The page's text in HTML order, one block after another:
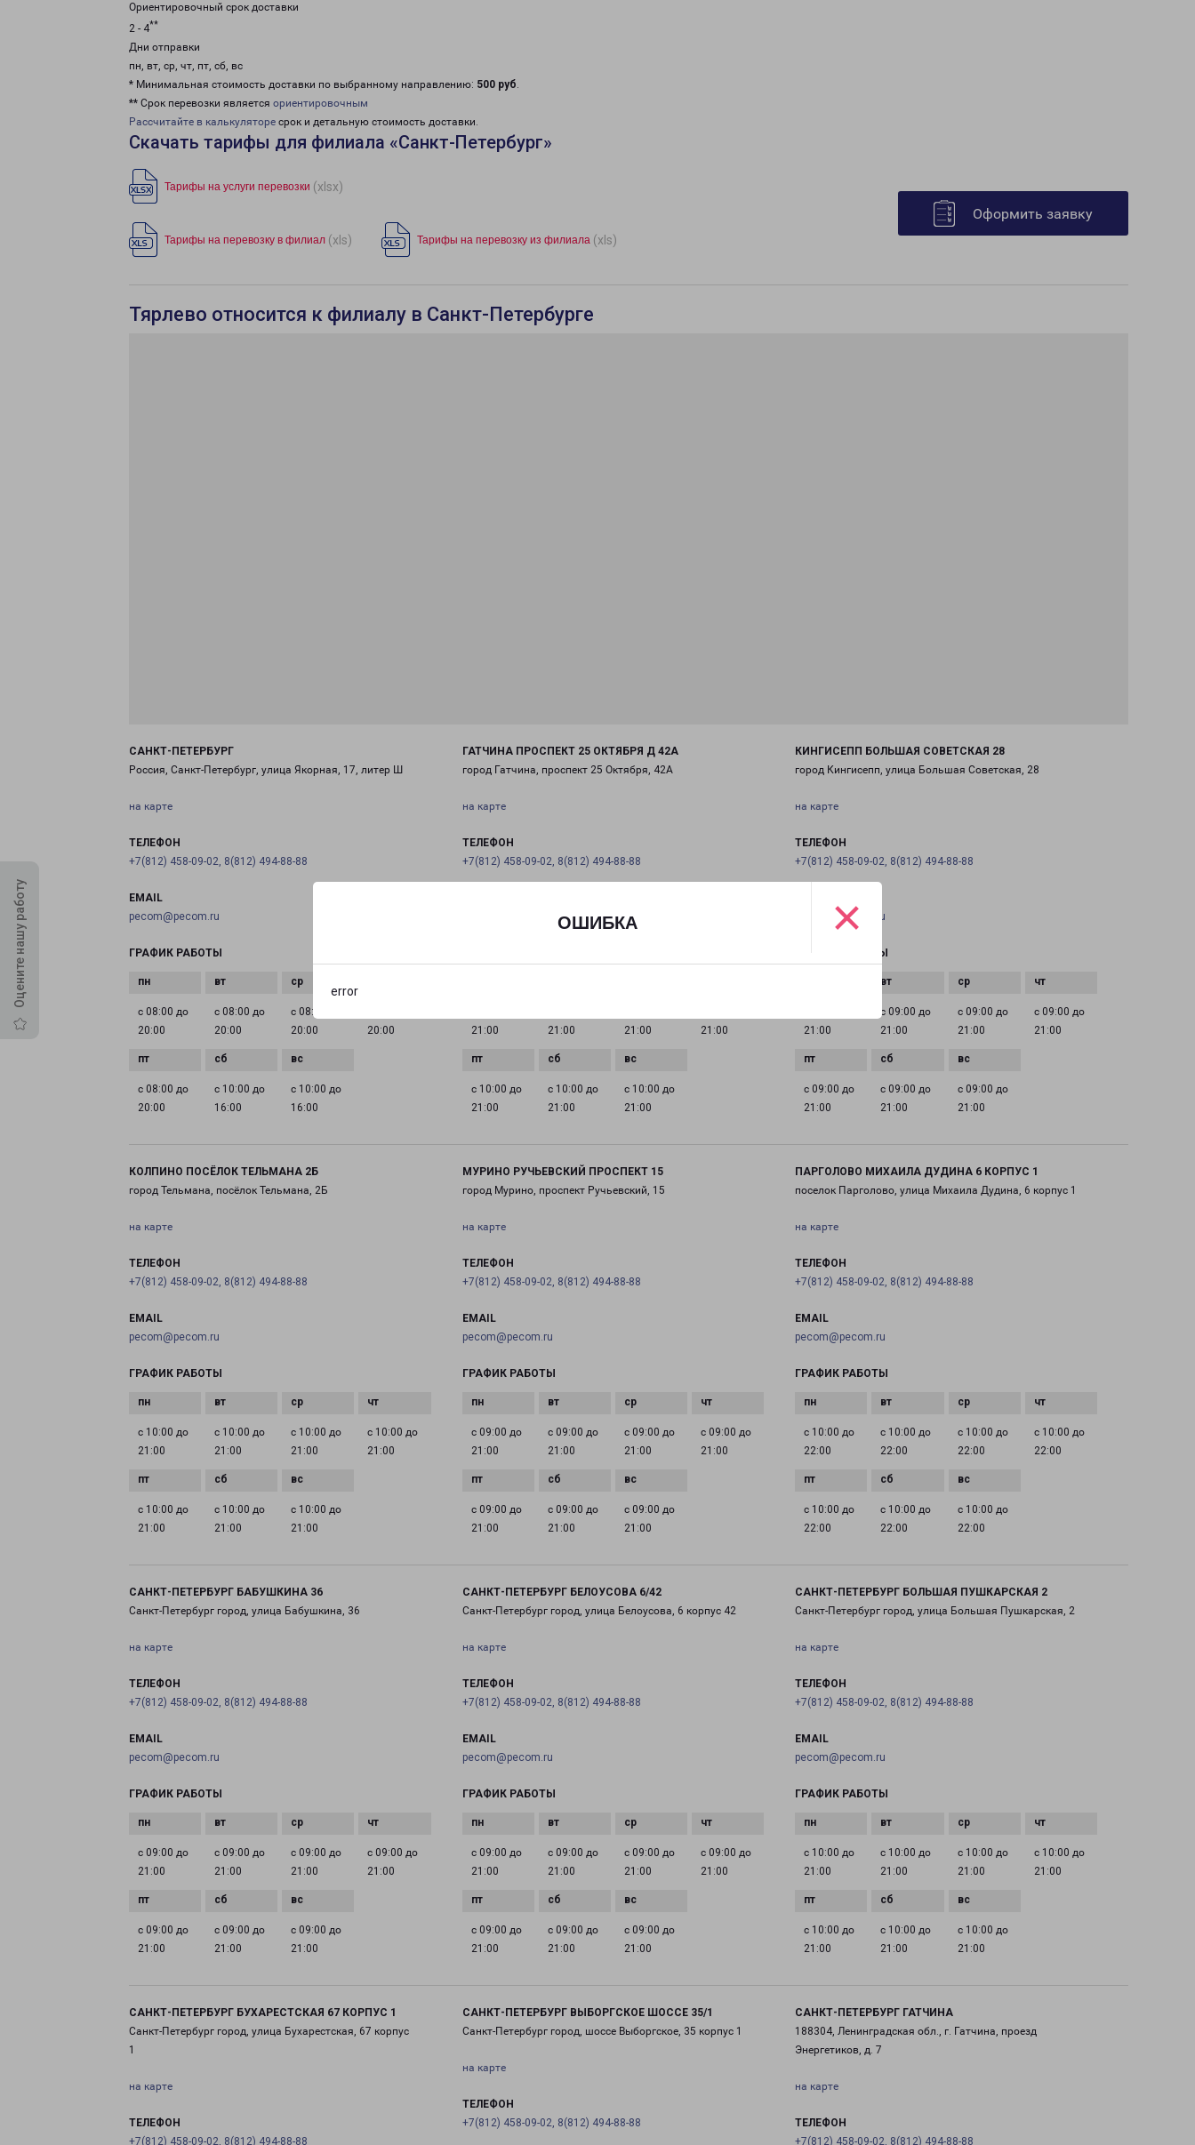
ОШИБКА
error
×
Оцените нашу работу
Ориентировочный срок доставки
2 - 4**
Дни отправки
пн, вт, ср, чт, пт, сб, вс
* Минимальная стоимость доставки по выбранному направлению: 500 руб.
** Срок перевозки является ориентировочным
Рассчитайте в калькуляторе срок и детальную стоимость доставки.
Скачать тарифы для филиала «Санкт-Петербург»
Тарифы на услуги перевозки (xlsx)
Тарифы на перевозку в филиал (xls) Тарифы на перевозку из филиала (xls)
Оформить заявку
Тярлево относится к филиалу в Санкт-Петербурге
САНКТ-ПЕТЕРБУРГ
Россия, Санкт-Петербург, улица Якорная, 17, литер Ш
на карте
ТЕЛЕФОН
+7(812) 458-09-02, 8(812) 494-88-88
EMAIL
pecom@pecom.ru
ГРАФИК РАБОТЫ
с 08:00 до
20:00
с 08:00 до
20:00
с 08:00 до
20:00
20:00
с 08:00 до
20:00
с 10:00 до
16:00
с 10:00 до
16:00
ГАТЧИНА ПРОСПЕКТ 25 ОКТЯБРЯ Д 42А
город Гатчина, проспект 25 Октября, 42А
на карте
ТЕЛЕФОН
+7(812) 458-09-02, 8(812) 494-88-88
21:00
21:00
21:00
21:00
с 10:00 до
21:00
с 10:00 до
21:00
с 10:00 до
21:00
КИНГИСЕПП БОЛЬШАЯ СОВЕТСКАЯ 28
город Кингисепп, улица Большая Советская, 28
на карте
ТЕЛЕФОН
+7(812) 458-09-02, 8(812) 494-88-88
pecom@pecom.ru
ГРАФИК РАБОТЫ
21:00
с 09:00 до
21:00
с 09:00 до
21:00
с 09:00 до
21:00
с 09:00 до
21:00
с 09:00 до
21:00
с 09:00 до
21:00
КОЛПИНО ПОСЁЛОК ТЕЛЬМАНА 2Б
город Тельмана, посёлок Тельмана, 2Б
на карте
ТЕЛЕФОН
+7(812) 458-09-02, 8(812) 494-88-88
EMAIL
pecom@pecom.ru
ГРАФИК РАБОТЫ
с 10:00 до
21:00
с 10:00 до
21:00
с 10:00 до
21:00
с 10:00 до
21:00
с 10:00 до
21:00
с 10:00 до
21:00
с 10:00 до
21:00
МУРИНО РУЧЬЕВСКИЙ ПРОСПЕКТ 15
город Мурино, проспект Ручьевский, 15
на карте
ТЕЛЕФОН
+7(812) 458-09-02, 8(812) 494-88-88
EMAIL
pecom@pecom.ru
ГРАФИК РАБОТЫ
с 09:00 до
21:00
с 09:00 до
21:00
с 09:00 до
21:00
с 09:00 до
21:00
с 09:00 до
21:00
с 09:00 до
21:00
с 09:00 до
21:00
ПАРГОЛОВО МИХАИЛА ДУДИНА 6 КОРПУС 1
поселок Парголово, улица Михаила Дудина, 6 корпус 1
на карте
ТЕЛЕФОН
+7(812) 458-09-02, 8(812) 494-88-88
EMAIL
pecom@pecom.ru
ГРАФИК РАБОТЫ
с 10:00 до
22:00
с 10:00 до
22:00
с 10:00 до
22:00
с 10:00 до
22:00
с 10:00 до
22:00
с 10:00 до
22:00
с 10:00 до
22:00
САНКТ-ПЕТЕРБУРГ БАБУШКИНА 36
Санкт-Петербург город, улица Бабушкина, 36
на карте
ТЕЛЕФОН
+7(812) 458-09-02, 8(812) 494-88-88
EMAIL
pecom@pecom.ru
ГРАФИК РАБОТЫ
с 09:00 до
21:00
с 09:00 до
21:00
с 09:00 до
21:00
с 09:00 до
21:00
с 09:00 до
21:00
с 09:00 до
21:00
с 09:00 до
21:00
САНКТ-ПЕТЕРБУРГ БЕЛОУСОВА 6/42
Санкт-Петербург город, улица Белоусова, 6 корпус 42
на карте
ТЕЛЕФОН
+7(812) 458-09-02, 8(812) 494-88-88
EMAIL
pecom@pecom.ru
ГРАФИК РАБОТЫ
с 09:00 до
21:00
с 09:00 до
21:00
с 09:00 до
21:00
с 09:00 до
21:00
с 09:00 до
21:00
с 09:00 до
21:00
с 09:00 до
21:00
САНКТ-ПЕТЕРБУРГ БОЛЬШАЯ ПУШКАРСКАЯ 2
Санкт-Петербург город, улица Большая Пушкарская, 2
на карте
ТЕЛЕФОН
+7(812) 458-09-02, 8(812) 494-88-88
EMAIL
pecom@pecom.ru
ГРАФИК РАБОТЫ
с 10:00 до
21:00
с 10:00 до
21:00
с 10:00 до
21:00
с 10:00 до
21:00
с 10:00 до
21:00
с 10:00 до
21:00
с 10:00 до
21:00
САНКТ-ПЕТЕРБУРГ БУХАРЕСТСКАЯ 67 КОРПУС 1
Санкт-Петербург город, улица Бухарестская, 67 корпус
1
на карте
ТЕЛЕФОН
+7(812) 458-09-02, 8(812) 494-88-88
САНКТ-ПЕТЕРБУРГ ВЫБОРГСКОЕ ШОССЕ 35/1
Санкт-Петербург город, шоссе Выборгское, 35 корпус 1
на карте
ТЕЛЕФОН
+7(812) 458-09-02, 8(812) 494-88-88
САНКТ-ПЕТЕРБУРГ ГАТЧИНА
188304, Ленинградская обл., г. Гатчина, проезд
Энергетиков, д. 7
на карте
ТЕЛЕФОН
+7(812) 458-09-02, 8(812) 494-88-88